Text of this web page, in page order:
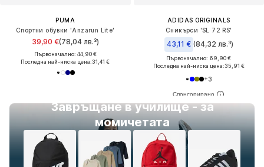
PUMA
Спортни обувки 'Anzarun Lite'
39,90 €(78,04 лв.³)
Първоначално: 44,90 €
Последна най-ниска цена:31,41 €
ADIDAS ORIGINALS
Сникърси 'SL 72 RS'
43,11 € (84,32 лв.³)
Първоначално: 69,90 €
Последна най-ниска цена:35,91 €
+3
Завръщане в училище - за
момичетата